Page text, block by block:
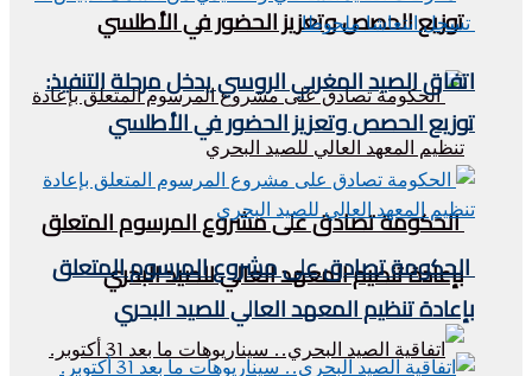
توزيع الحصص وتعزيز الحضور في الأطلسي
الحكومة تصادق على مشروع المرسوم المتعلق
بإعادة تنظيم المعهد العالي للصيد البحري
اتفاق الصيد المغربي الروسي يدخل مرحلة التنفيذ:
توزيع الحصص وتعزيز الحضور في الأطلسي
الحكومة تصادق على مشروع المرسوم المتعلق
بإعادة تنظيم المعهد العالي للصيد البحري